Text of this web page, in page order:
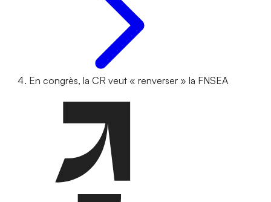
En congrès, la CR veut « renverser » la FNSEA